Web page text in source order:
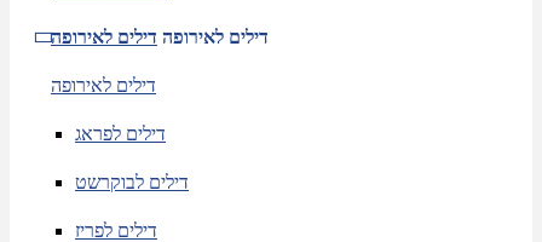
דילים לאירופה דילים לאירופה
דילים לאירופה
דילים לפראג
דילים לבוקרשט
דילים לפריז